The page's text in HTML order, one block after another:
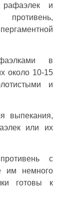
и
в
около 10-15
и
выпекания,
или их
с
им немного
готовы к